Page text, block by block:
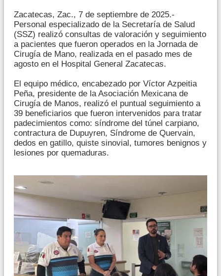
Zacatecas, Zac., 7 de septiembre de 2025.-
Personal especializado de la Secretaría de Salud
(SSZ) realizó consultas de valoración y seguimiento
a pacientes que fueron operados en la Jornada de
Cirugía de Mano, realizada en el pasado mes de
agosto en el Hospital General Zacatecas.
El equipo médico, encabezado por Víctor Azpeitia
Peña, presidente de la Asociación Mexicana de
Cirugía de Manos, realizó el puntual seguimiento a
39 beneficiarios que fueron intervenidos para tratar
padecimientos como: síndrome del túnel carpiano,
contractura de Dupuyren, Síndrome de Quervain,
dedos en gatillo, quiste sinovial, tumores benignos y
lesiones por quemaduras.